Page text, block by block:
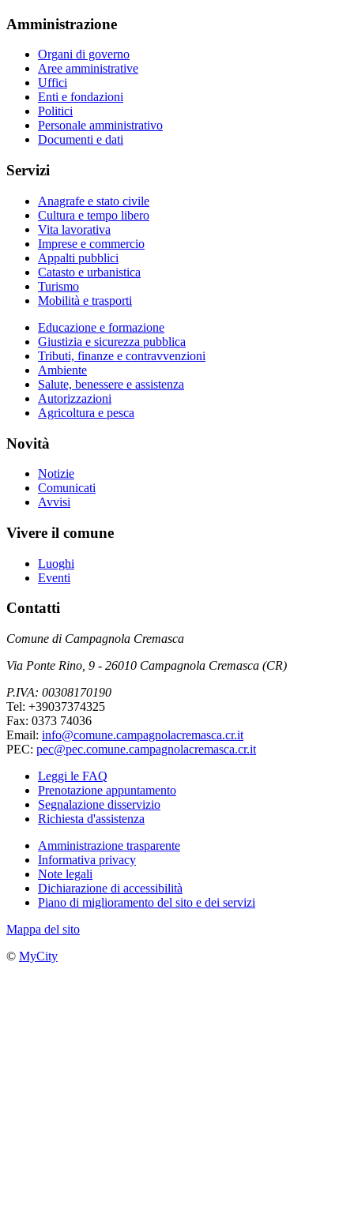
Amministrazione
Organi di governo
Aree amministrative
Uffici
Enti e fondazioni
Politici
Personale amministrativo
Documenti e dati
Servizi
Anagrafe e stato civile
Cultura e tempo libero
Vita lavorativa
Imprese e commercio
Appalti pubblici
Catasto e urbanistica
Turismo
Mobilità e trasporti
Educazione e formazione
Giustizia e sicurezza pubblica
Tributi, finanze e contravvenzioni
Ambiente
Salute, benessere e assistenza
Autorizzazioni
Agricoltura e pesca
Novità
Notizie
Comunicati
Avvisi
Vivere il comune
Luoghi
Eventi
Contatti
Comune di Campagnola Cremasca
Via Ponte Rino, 9 - 26010 Campagnola Cremasca (CR)
P.IVA: 00308170190
Tel: +39037374325
Fax: 0373 74036
Email: info@comune.campagnolacremasca.cr.it
PEC: pec@pec.comune.campagnolacremasca.cr.it
Leggi le FAQ
Prenotazione appuntamento
Segnalazione disservizio
Richiesta d'assistenza
Amministrazione trasparente
Informativa privacy
Note legali
Dichiarazione di accessibilità
Piano di miglioramento del sito e dei servizi
Mappa del sito
© MyCity